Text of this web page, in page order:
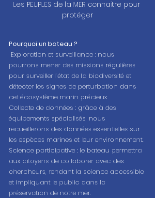
Les PEUPLES de la MER connaitre pour
protéger
Pourquoi un bateau ?
Exploration et surveillance : nous
pourrons mener des missions régulières
pour surveiller l’état de la biodiversité et
détecter les signes de perturbation dans
cet écosystème marin précieux.
Collecte de données : grâce à des
équipements spécialisés, nous
recueillerons des données essentielles sur
les espèces marines et leur environnement.
Science participative : le bateau permettra
aux citoyens de collaborer avec des
chercheurs, rendant la science accessible
et impliquant le public dans la
préservation de notre mer.